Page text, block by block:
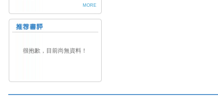
MORE
很抱歉，目前尚無資料！